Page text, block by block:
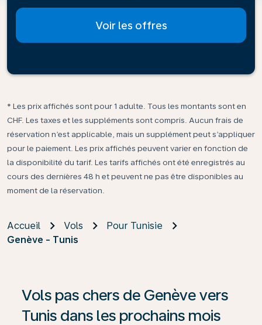
Voir les offres
* Les prix affichés sont pour 1 adulte. Tous les montants sont en
CHF. Les taxes et les suppléments sont compris. Aucun frais de
réservation n’est applicable, mais un supplément peut s’appliquer
pour le paiement. Les prix affichés peuvent varier en fonction de
la disponibilité du tarif. Les tarifs affichés ont été enregistrés au
cours des dernières 48 h et peuvent ne pas être disponibles au
moment de la réservation.
Accueil Vols
Pour Tunisie
Genève - Tunis
Vols pas chers de Genève vers
Tunis dans les prochains mois
Si aucun résultat n’est disponible, cliquez sur «